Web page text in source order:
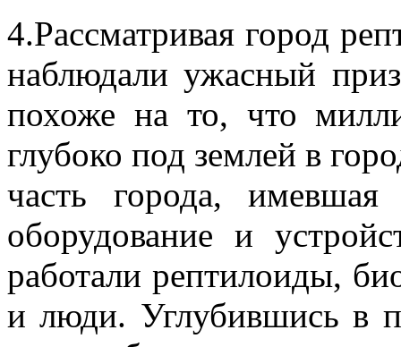
4.Рассматривая город
наблюдали ужасный
похоже на то, что
глубоко под землей в
часть города, имевшая
оборудование и
работали рептилоиды,
и люди. Углубившись в